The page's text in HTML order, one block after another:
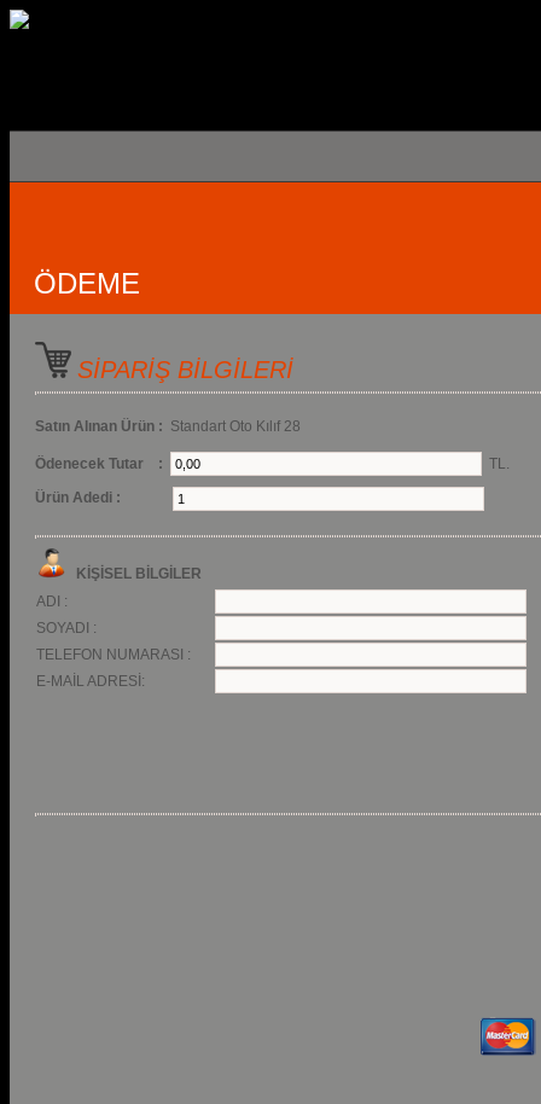
ÖDEME
SİPARİŞ BİLGİLERİ
Satın Alınan Ürün : Standart Oto Kılıf 28
Ödenecek Tutar :
TL.
Ürün Adedi :
KİŞİSEL BİLGİLER
ADI :
SOYADI :
TELEFON NUMARASI :
E-MAİL ADRESİ: